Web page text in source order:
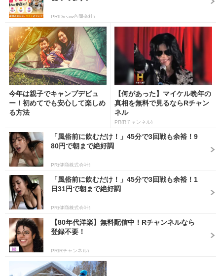
PR(Dreaw合同会社)
今年は親子でキャンプデビュ
ー！初めてでも安心して楽しめ
る方法
【何があった】マイケル晩年の
真相を無料で見るならRチャン
ネル
PR(Rチャンネル)
「風俗前に飲むだけ！」45分で3回戦も余裕！9
80円で朝まで絶好調
PR(健商株式会社)
「風俗前に飲むだけ！」45分で3回戦も余裕！1
日31円で朝まで絶好調
PR(健商株式会社)
【80年代洋楽】無料配信中！Rチャンネルなら
登録不要！
PR(Rチャンネル)